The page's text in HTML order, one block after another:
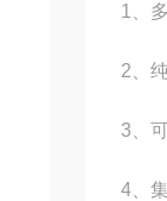
1 、
2 、
3 、
4 、